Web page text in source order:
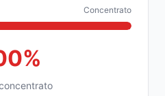
Concentrato